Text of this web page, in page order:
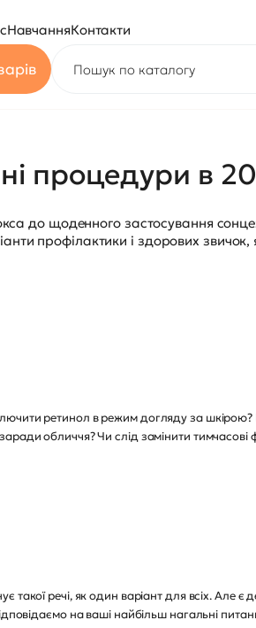
НавчанняКонтакти
процедури в
до щоденного застосування
профілактики і здорових
ретинол в режим догляду за
обличчя? Чи слід замінити тимчасові
такої речі, як один варіант для всіх. Але є
на ваші найбільш нагальні